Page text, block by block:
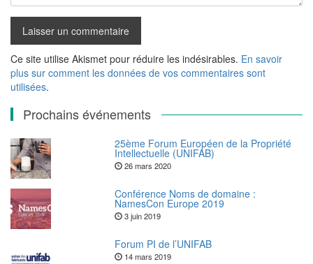
Ce site utilise Akismet pour réduire les indésirables. En savoir
plus sur comment les données de vos commentaires sont
utilisées.
Prochains événements
25ème Forum Européen de la Propriété
Intellectuelle (UNIFAB)
26 mars 2020
Conférence Noms de domaine :
NamesCon Europe 2019
3 juin 2019
Forum PI de l’UNIFAB
14 mars 2019